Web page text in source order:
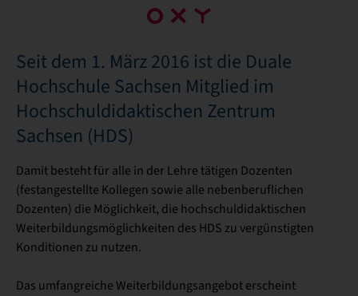
Seit dem 1. März 2016 ist die Duale
Hochschule Sachsen Mitglied im
Hochschuldidaktischen Zentrum
Sachsen (HDS)
Damit besteht für alle in der Lehre tätigen Dozenten
(festangestellte Kollegen sowie alle nebenberuflichen
Dozenten) die Möglichkeit, die hochschuldidaktischen
Weiterbildungsmöglichkeiten des HDS zu vergünstigten
Konditionen zu nutzen.
Das umfangreiche Weiterbildungsangebot erscheint